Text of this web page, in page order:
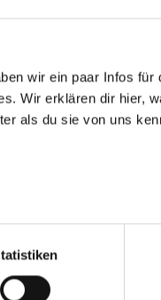
wir ein paar Infos für
Wir erklären dir hier,
als du sie von uns
um von dir bei
auf unsere Webseite
unsere Partner für
(„Marketing“).